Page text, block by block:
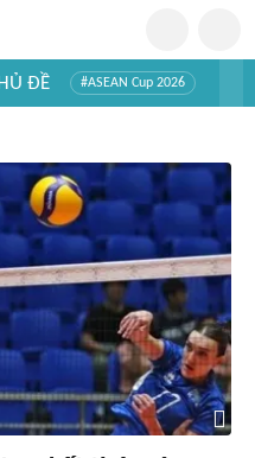
ĐỀ #ASEAN Cup 2026